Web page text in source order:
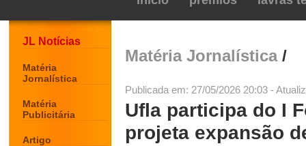
JL Notícias
Matéria
Jornalística
Matéria
Publicitária
Artigo
Matéria Jornalística/
Publicada em: 27/05/2026 20:03 -
Ufla participa do I
projeta expansão